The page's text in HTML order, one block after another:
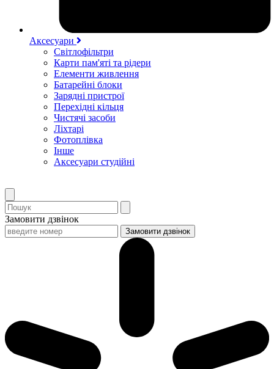
Аксесуари
Світлофільтри
Карти пам'яті та рідери
Елементи живлення
Батарейні блоки
Зарядні пристрої
Перехідні кільця
Чистячі засоби
Ліхтарі
Фотоплівка
Інше
Аксесуари студійні
Замовити дзвінок